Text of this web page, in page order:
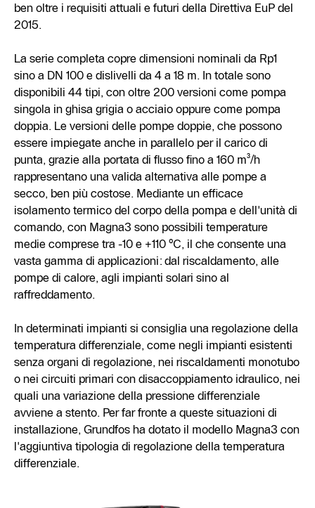
ben oltre i requisiti attuali e futuri della Direttiva EuP del
2015.
La serie completa copre dimensioni nominali da Rp1
sino a DN 100 e dislivelli da 4 a 18 m. In totale sono
disponibili 44 tipi, con oltre 200 versioni come pompa
singola in ghisa grigia o acciaio oppure come pompa
doppia. Le versioni delle pompe doppie, che possono
essere impiegate anche in parallelo per il carico di
punta, grazie alla portata di flusso fino a 160 m³/h
rappresentano una valida alternativa alle pompe a
secco, ben più costose. Mediante un efficace
isolamento termico del corpo della pompa e dell'unità di
comando, con Magna3 sono possibili temperature
medie comprese tra -10 e +110 °C, il che consente una
vasta gamma di applicazioni: dal riscaldamento, alle
pompe di calore, agli impianti solari sino al
raffreddamento.
In determinati impianti si consiglia una regolazione della
temperatura differenziale, come negli impianti esistenti
senza organi di regolazione, nei riscaldamenti monotubo
o nei circuiti primari con disaccoppiamento idraulico, nei
quali una variazione della pressione differenziale
avviene a stento. Per far fronte a queste situazioni di
installazione, Grundfos ha dotato il modello Magna3 con
l'aggiuntiva tipologia di regolazione della temperatura
differenziale.